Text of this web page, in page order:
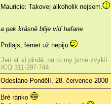
Mauricie: Takovej alkoholik nejsem.
a pak krásně blije viď hafane
Prdlajs, fernet už nepiju.
Jen ať si pindá, na to my jsme zvyklí.
ICQ 311-297-744
Odesláno Pondělí, 28. července 2008
Bré ránko